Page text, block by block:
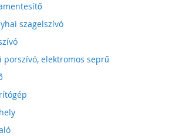
szagelszívó
porszívó, elektromos seprű